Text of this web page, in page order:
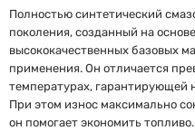
Полностью синтетический
поколения, созданный на
высококачественных базовых
применения. Он отличается
температурах, гарантирующей
При этом износ максимально
он помогает экономить топливо.